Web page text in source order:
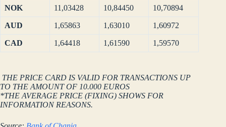
NOK 11,03428 10,84450 10,70894
AUD 1,65863 1,63010 1,60972
CAD 1,64418 1,61590 1,59570
THE PRICE CARD IS VALID FOR TRANSACTIONS UP
TO THE AMOUNT OF 10.000 EUROS
*THE AVERAGE PRICE (FIXING) SHOWS FOR
INFORMATION REASONS.